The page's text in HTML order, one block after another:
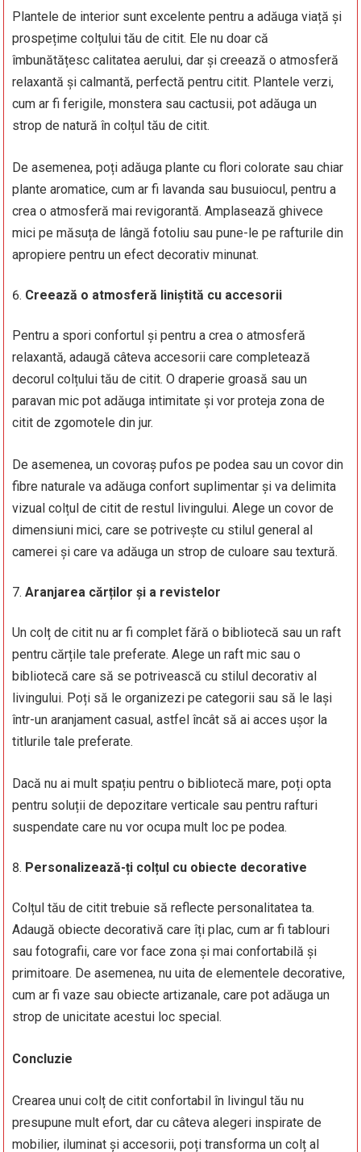
Plantele de interior sunt excelente pentru a adăuga viață și
prospețime colțului tău de citit. Ele nu doar că
îmbunătățesc calitatea aerului, dar și creează o atmosferă
relaxantă și calmantă, perfectă pentru citit. Plantele verzi,
cum ar fi ferigile, monstera sau cactusii, pot adăuga un
strop de natură în colțul tău de citit.
De asemenea, poți adăuga plante cu flori colorate sau chiar
plante aromatice, cum ar fi lavanda sau busuiocul, pentru a
crea o atmosferă mai revigorantă. Amplasează ghivece
mici pe măsuța de lângă fotoliu sau pune-le pe rafturile din
apropiere pentru un efect decorativ minunat.
Creează o atmosferă liniștită cu accesorii
Pentru a spori confortul și pentru a crea o atmosferă
relaxantă, adaugă câteva accesorii care completează
decorul colțului tău de citit. O draperie groasă sau un
paravan mic pot adăuga intimitate și vor proteja zona de
citit de zgomotele din jur.
De asemenea, un covoraș pufos pe podea sau un covor din
fibre naturale va adăuga confort suplimentar și va delimita
vizual colțul de citit de restul livingului. Alege un covor de
dimensiuni mici, care se potrivește cu stilul general al
camerei și care va adăuga un strop de culoare sau textură.
Aranjarea cărților și a revistelor
Un colț de citit nu ar fi complet fără o bibliotecă sau un raft
pentru cărțile tale preferate. Alege un raft mic sau o
bibliotecă care să se potrivească cu stilul decorativ al
livingului. Poți să le organizezi pe categorii sau să le lași
într-un aranjament casual, astfel încât să ai acces ușor la
titlurile tale preferate.
Dacă nu ai mult spațiu pentru o bibliotecă mare, poți opta
pentru soluții de depozitare verticale sau pentru rafturi
suspendate care nu vor ocupa mult loc pe podea.
Personalizează-ți colțul cu obiecte decorative
Colțul tău de citit trebuie să reflecte personalitatea ta.
Adaugă obiecte decorativă care îți plac, cum ar fi tablouri
sau fotografii, care vor face zona și mai confortabilă și
primitoare. De asemenea, nu uita de elementele decorative,
cum ar fi vaze sau obiecte artizanale, care pot adăuga un
strop de unicitate acestui loc special.
Concluzie
Crearea unui colț de citit confortabil în livingul tău nu
presupune mult efort, dar cu câteva alegeri inspirate de
mobilier, iluminat și accesorii, poți transforma un colț al